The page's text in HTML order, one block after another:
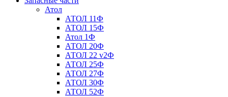
Атол
АТОЛ 11Ф
АТОЛ 15Ф
Атол 1Ф
АТОЛ 20Ф
АТОЛ 22 v2Ф
АТОЛ 25Ф
АТОЛ 27Ф
АТОЛ 30Ф
АТОЛ 52Ф